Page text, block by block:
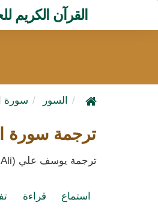
القرآن الكريم
السور سورة
ترجمة سورة
ترجمة يوسف علي (Yusuf Ali)
استماع قراءة